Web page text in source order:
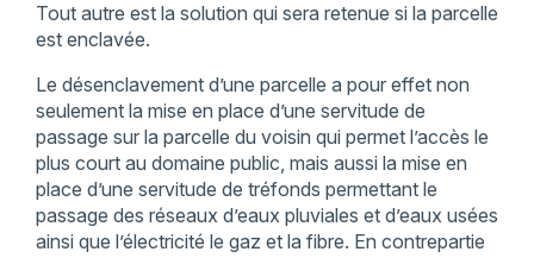
Tout autre est la solution qui sera retenue si la parcelle
est enclavée.
Le désenclavement d’une parcelle a pour effet non
seulement la mise en place d’une servitude de
passage sur la parcelle du voisin qui permet l’accès le
plus court au domaine public, mais aussi la mise en
place d’une servitude de tréfonds permettant le
passage des réseaux d’eaux pluviales et d’eaux usées
ainsi que l’électricité le gaz et la fibre. En contrepartie